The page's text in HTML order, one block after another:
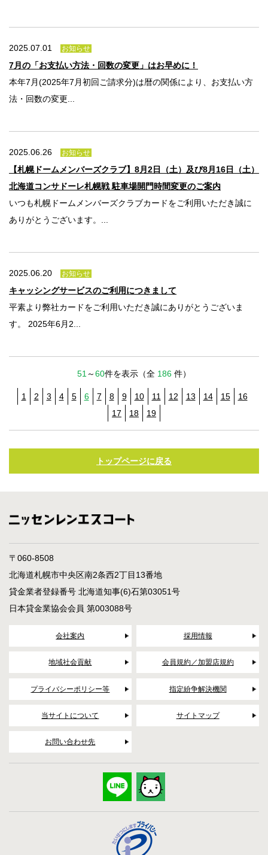
2025.07.01 お知らせ
7月の「お支払い方法・回数の変更」はお早めに！
本年7月(2025年7月初回ご請求分)は暦の関係により、お支払い方
法・回数の変更...
2025.06.26 お知らせ
【札幌ドームメンバーズクラブ】8月2日（土）及び8月16日（土）
北海道コンサドーレ札幌戦 駐車場開門時間変更のご案内
いつも札幌ドームメンバーズクラブカードをご利用いただき誠に
ありがとうございます。...
2025.06.20 お知らせ
キャッシングサービスのご利用につきまして
平素より弊社カードをご利用いただき誠にありがとうございま
す。 2025年6月2...
51 ～60件を表示（全 186 件）
1 2 3 4 5 6 7 8 9 10 11 12 13 14 15
16
17
18 19
トップページに戻る
〒060-8508
北海道札幌市中央区南2条西2丁目13番地
貸金業者登録番号 北海道知事(6)石第03051号
日本貸金業協会会員 第003088号
会社案内 採用情報
地域社会貢献 会員規約／加盟店規約
プライバシーポリシー等 指定紛争解決機関
当サイトについて サイトマップ
お問い合わせ先